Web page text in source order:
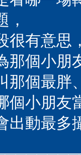
，
很有意思
那個小朋
那個最胖
個小朋友
出動最多